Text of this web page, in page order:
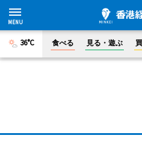
36°C 食べる 見る・遊ぶ